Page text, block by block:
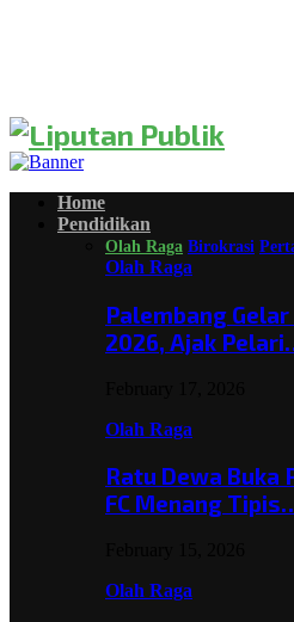
Home
Pendidikan
Olah Raga Birokrasi
Olah Raga
Palembang
2026, Ajak
Olah Raga
Ratu Dewa Buka
FC Menang
Olah Raga